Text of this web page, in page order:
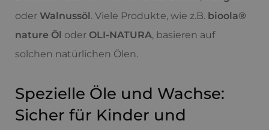
oder Walnussöl . Viele Produkte, wie z.B. bioola®
nature Öl oder OLI-NATURA, basieren auf
solchen natürlichen Ölen.
Spezielle Öle und Wachse:
Sicher für Kinder und